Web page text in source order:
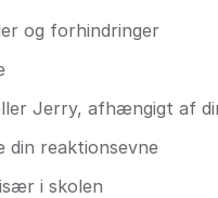
og forhindringer
Jerry, afhængigt af
reaktionsevne
i skolen